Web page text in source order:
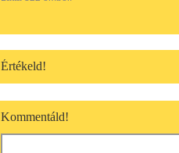
Értékeld!
Kommentáld!